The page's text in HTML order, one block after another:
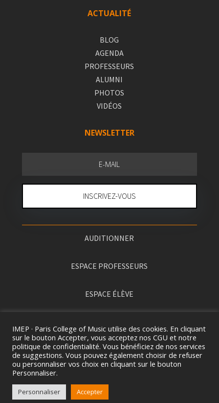
ACTUALITÉ
BLOG
AGENDA
PROFESSEURS
ALUMNI
PHOTOS
VIDÉOS
NEWSLETTER
INSCRIVEZ-VOUS
AUDITIONNER
ESPACE PROFESSEURS
ESPACE ÉLÈVE
2026 ©IMEP · PARIS COLLEGE OF MUSIC. TOUS
IMEP · Paris College of Music utilise des cookies. En cliquant
sur le bouton Accepter, vous acceptez nos CGU et notre
politique de confidentialité. Vous bénéficiez de nos services
de suggestions. Vous pouvez également choisir de refuser
ou personnaliser vos choix en cliquant sur le bouton
Personnaliser.
Personnaliser Accepter